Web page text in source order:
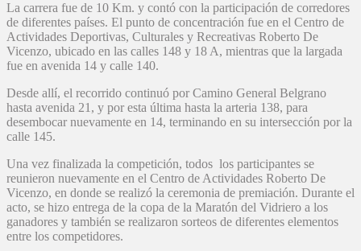
La carrera fue de 10 Km. y contó con la participación de corredores
de diferentes países. El punto de concentración fue en el Centro de
Actividades Deportivas, Culturales y Recreativas Roberto De
Vicenzo, ubicado en las calles 148 y 18 A, mientras que la largada
fue en avenida 14 y calle 140.
Desde allí, el recorrido continuó por Camino General Belgrano
hasta avenida 21, y por esta última hasta la arteria 138, para
desembocar nuevamente en 14, terminando en su intersección por la
calle 145.
Una vez finalizada la competición, todos los participantes se
reunieron nuevamente en el Centro de Actividades Roberto De
Vicenzo, en donde se realizó la ceremonia de premiación. Durante el
acto, se hizo entrega de la copa de la Maratón del Vidriero a los
ganadores y también se realizaron sorteos de diferentes elementos
entre los competidores.